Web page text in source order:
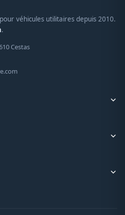
véhicules utilitaires depuis 2010.
.
Cestas